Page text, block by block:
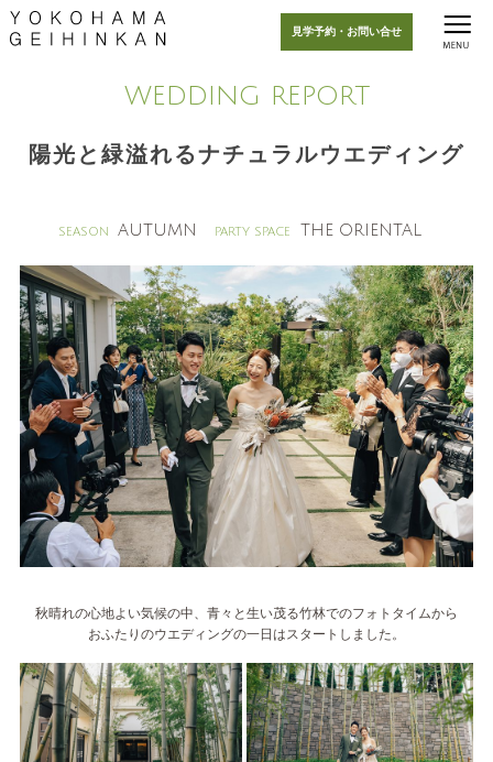
見学予約・お問い合せ
WEDDING REPORT
陽光と緑溢れるナチュラルウエディング
AUTUMN THE ORIENTAL
秋晴れの心地よい気候の中、青々と生い茂る竹林でのフォトタイムから
おふたりのウエディングの一日はスタートしました。